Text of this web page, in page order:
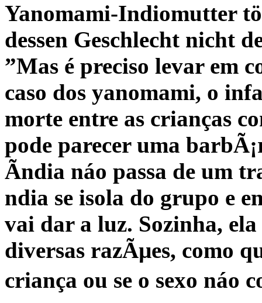
Yanomami-Indiomutter
dessen Geschlecht nicht
”Mas é preciso levar em
caso dos yanomami, o
morte entre as crianças
pode parecer uma
Ã­ndia náo passa de um
ndia se isola do grupo e
vai dar a luz. Sozinha,
diversas razÃµes, como
criança ou se o sexo náo